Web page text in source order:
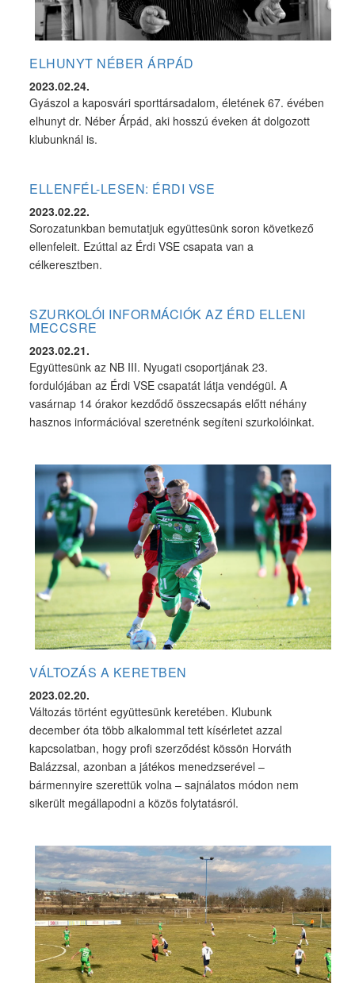
ELHUNYT NÉBER ÁRPÁD
2023.02.24.
Gyászol a kaposvári sporttársadalom, életének 67. évében
elhunyt dr. Néber Árpád, aki hosszú éveken át dolgozott
klubunknál is.
ELLENFÉL-LESEN: ÉRDI VSE
2023.02.22.
Sorozatunkban bemutatjuk együttesünk soron következő
ellenfeleit. Ezúttal az Érdi VSE csapata van a
célkeresztben.
SZURKOLÓI INFORMÁCIÓK AZ ÉRD ELLENI
MECCSRE
2023.02.21.
Együttesünk az NB III. Nyugati csoportjának 23.
fordulójában az Érdi VSE csapatát látja vendégül. A
vasárnap 14 órakor kezdődő összecsapás előtt néhány
hasznos információval szeretnénk segíteni szurkolóinkat.
VÁLTOZÁS A KERETBEN
2023.02.20.
Változás történt együttesünk keretében. Klubunk
december óta több alkalommal tett kísérletet azzal
kapcsolatban, hogy profi szerződést kössön Horváth
Balázzsal, azonban a játékos menedzserével –
bármennyire szerettük volna – sajnálatos módon nem
sikerült megállapodni a közös folytatásról.